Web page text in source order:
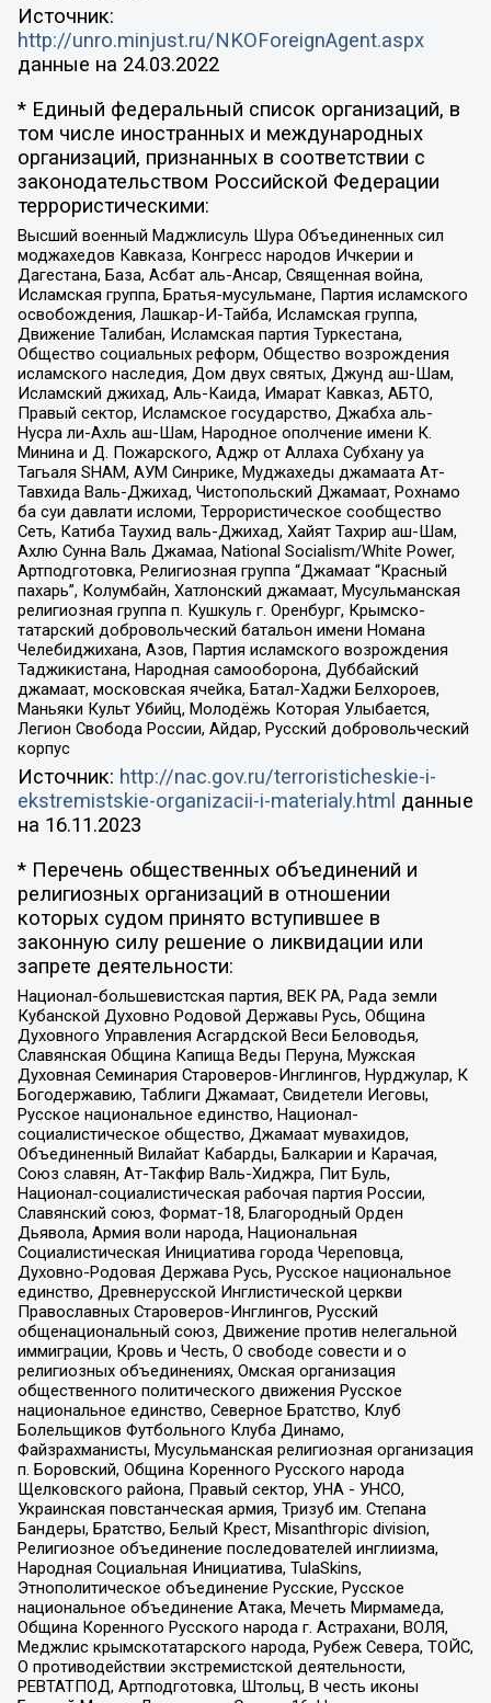
Источник:
http://unro.minjust.ru/NKOForeignAgent.aspx
данные на 24.03.2022
* Единый федеральный список организаций, в
том числе иностранных и международных
организаций, признанных в соответствии с
законодательством Российской Федерации
террористическими:
Высший военный Маджлисуль Шура Объединенных сил
моджахедов Кавказа, Конгресс народов Ичкерии и
Дагестана, База, Асбат аль-Ансар, Священная война,
Исламская группа, Братья-мусульмане, Партия исламского
освобождения, Лашкар-И-Тайба, Исламская группа,
Движение Талибан, Исламская партия Туркестана,
Общество социальных реформ, Общество возрождения
исламского наследия, Дом двух святых, Джунд аш-Шам,
Исламский джихад, Аль-Каида, Имарат Кавказ, АБТО,
Правый сектор, Исламское государство, Джабха аль-
Нусра ли-Ахль аш-Шам, Народное ополчение имени К.
Минина и Д. Пожарского, Аджр от Аллаха Субхану уа
Тагьаля SHAM, АУМ Синрике, Муджахеды джамаата Ат-
Тавхида Валь-Джихад, Чистопольский Джамаат, Рохнамо
ба суи давлати исломи, Террористическое сообщество
Сеть, Катиба Таухид валь-Джихад, Хайят Тахрир аш-Шам,
Ахлю Сунна Валь Джамаа, National Socialism/White Power,
Артподготовка, Религиозная группа “Джамаат “Красный
пахарь”, Колумбайн, Хатлонский джамаат, Мусульманская
религиозная группа п. Кушкуль г. Оренбург, Крымско-
татарский добровольческий батальон имени Номана
Челебиджихана, Азов, Партия исламского возрождения
Таджикистана, Народная самооборона, Дуббайский
джамаат, московская ячейка, Батал-Хаджи Белхороев,
Маньяки Культ Убийц, Молодёжь Которая Улыбается,
Легион Свобода России, Айдар, Русский добровольческий
корпус
Источник: http://nac.gov.ru/terroristicheskie-i-
ekstremistskie-organizacii-i-materialy.html данные
на 16.11.2023
* Перечень общественных объединений и
религиозных организаций в отношении
которых судом принято вступившее в
законную силу решение о ликвидации или
запрете деятельности:
Национал-большевистская партия, ВЕК РА, Рада земли
Кубанской Духовно Родовой Державы Русь, Община
Духовного Управления Асгардской Веси Беловодья,
Славянская Община Капища Веды Перуна, Мужская
Духовная Семинария Староверов-Инглингов, Нурджулар, К
Богодержавию, Таблиги Джамаат, Свидетели Иеговы,
Русское национальное единство, Национал-
социалистическое общество, Джамаат мувахидов,
Объединенный Вилайат Кабарды, Балкарии и Карачая,
Союз славян, Ат-Такфир Валь-Хиджра, Пит Буль,
Национал-социалистическая рабочая партия России,
Славянский союз, Формат-18, Благородный Орден
Дьявола, Армия воли народа, Национальная
Социалистическая Инициатива города Череповца,
Духовно-Родовая Держава Русь, Русское национальное
единство, Древнерусской Инглистической церкви
Православных Староверов-Инглингов, Русский
общенациональный союз, Движение против нелегальной
иммиграции, Кровь и Честь, О свободе совести и о
религиозных объединениях, Омская организация
общественного политического движения Русское
национальное единство, Северное Братство, Клуб
Болельщиков Футбольного Клуба Динамо,
Файзрахманисты, Мусульманская религиозная организация
п. Боровский, Община Коренного Русского народа
Щелковского района, Правый сектор, УНА - УНСО,
Украинская повстанческая армия, Тризуб им. Степана
Бандеры, Братство, Белый Крест, Misanthropic division,
Религиозное объединение последователей инглиизма,
Народная Социальная Инициатива, TulaSkins,
Этнополитическое объединение Русские, Русское
национальное объединение Атака, Мечеть Мирмамеда,
Община Коренного Русского народа г. Астрахани, ВОЛЯ,
Меджлис крымскотатарского народа, Рубеж Севера, ТОЙС,
О противодействии экстремистской деятельности,
РЕВТАТПОД, Артподготовка, Штольц, В честь иконы